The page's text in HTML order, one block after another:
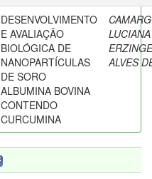
DESENVOLVIMENTO
E AVALIAÇÃO
BIOLÓGICA DE
NANOPARTÍCULAS
DE SORO
ALBUMINA BOVINA
CONTENDO
CURCUMINA
LUCIANA
ALVES